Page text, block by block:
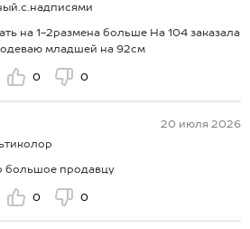
на 1-2размена больше На 104 заказала
младшей на 92см
0 0
20 июля 2026
большое продавцу
0 0